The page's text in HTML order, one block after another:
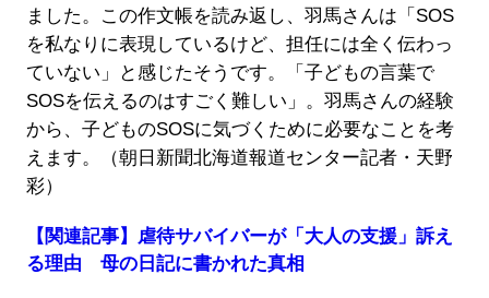
ました。この作文帳を読み返し、羽馬さんは「SOS
を私なりに表現しているけど、担任には全く伝わっ
ていない」と感じたそうです。「子どもの言葉で
SOSを伝えるのはすごく難しい」。羽馬さんの経験
から、子どものSOSに気づくために必要なことを考
えます。（朝日新聞北海道報道センター記者・天野
彩）
【関連記事】虐待サバイバーが「大人の支援」訴え
る理由 母の日記に書かれた真相